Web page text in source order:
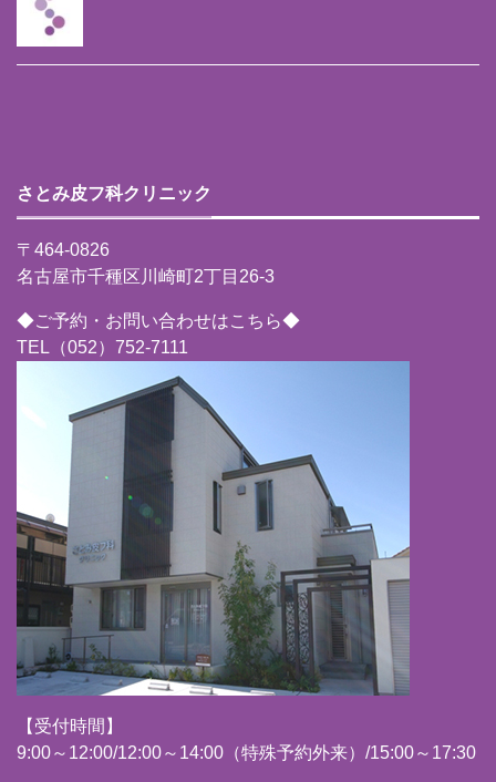
さとみ皮フ科クリニック
〒464-0826
名古屋市千種区川崎町2丁目26-3
◆ご予約・お問い合わせはこちら◆
TEL（052）752-7111
【受付時間】
9:00～12:00/12:00～14:00（特殊予約外来）/15:00～17:30